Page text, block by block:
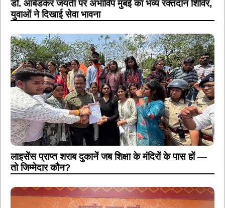
डॉ. आंबेडकर जयंती पर अभाविप मुंबई का भव्य रक्तदान शिविर,
युवाओं ने दिखाई सेवा भावना
लाइसेंस प्राप्त शराब दुकानें जब शिक्षा के मंदिरों के पास हों —
तो जिम्मेदार कौन?